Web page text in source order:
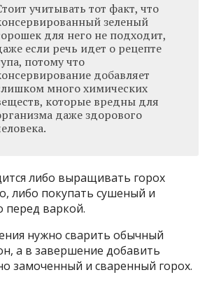
учитывать тот факт, что
зеленый
для него не подходит,
если речь идет о рецепте
потому что
добавляет
много химических
которые вредны для
даже здорового
либо выращивать горох
либо покупать сушеный и
перед варкой.
нужно сварить обычный
а в завершение добавить
замоченный и сваренный горох.